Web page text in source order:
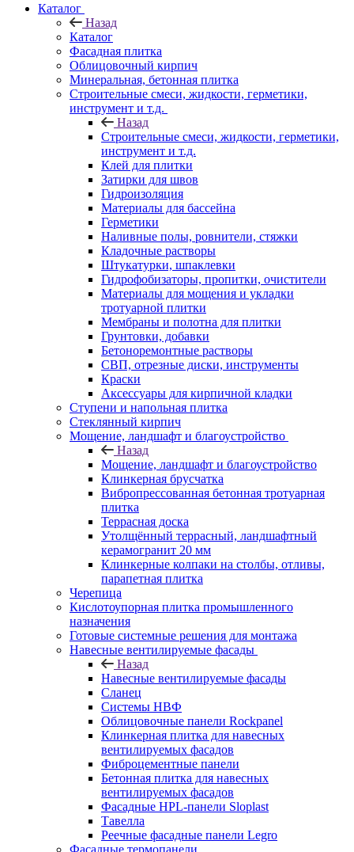
Каталог
Назад
Каталог
Фасадная плитка
Облицовочный кирпич
Минеральная, бетонная плитка
Строительные смеси, жидкости, герметики,
инструмент и т.д.
Назад
Строительные смеси, жидкости, герметики,
инструмент и т.д.
Клей для плитки
Затирки для швов
Гидроизоляция
Материалы для бассейна
Герметики
Наливные полы, ровнители, стяжки
Кладочные растворы
Штукатурки, шпаклевки
Гидрофобизаторы, пропитки, очистители
Материалы для мощения и укладки
тротуарной плитки
Мембраны и полотна для плитки
Грунтовки, добавки
Бетоноремонтные растворы
СВП, отрезные диски, инструменты
Краски
Аксессуары для кирпичной кладки
Ступени и напольная плитка
Cтеклянный кирпич
Мощение, ландшафт и благоустройство
Назад
Мощение, ландшафт и благоустройство
Клинкерная брусчатка
Вибропрессованная бетонная тротуарная
плитка
Террасная доска
Утолщённый террасный, ландшафтный
керамогранит 20 мм
Клинкерные колпаки на столбы, отливы,
парапетная плитка
Черепица
Кислотоупорная плитка промышленного
назначения
Готовые системные решения для монтажа
Навесные вентилируемые фасады
Назад
Навесные вентилируемые фасады
Сланец
Системы НВФ
Облицовочные панели Rockpanel
Клинкерная плитка для навесных
вентилируемых фасадов
Фиброцементные панели
Бетонная плитка для навесных
вентилируемых фасадов
Фасадные HPL-панели Sloplast
Тавелла
Реечные фасадные панели Legro
Фасадные термопанели